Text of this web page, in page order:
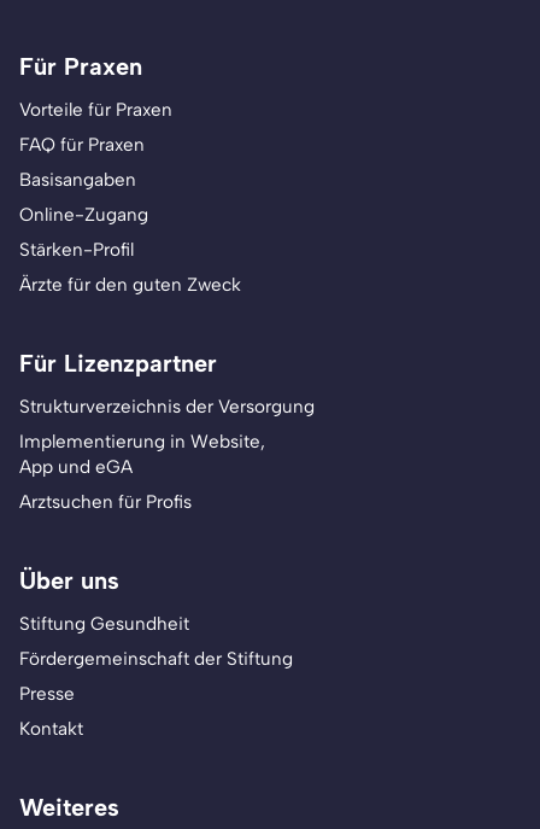
Für Praxen
Vorteile für Praxen
FAQ für Praxen
Basisangaben
Online-Zugang
Stärken-Profil
Ärzte für den guten Zweck
Für Lizenzpartner
Strukturverzeichnis der Versorgung
Implementierung in Website,
App und eGA
Arztsuchen für Profis
Über uns
Stiftung Gesundheit
Fördergemeinschaft der Stiftung
Presse
Kontakt
Weiteres